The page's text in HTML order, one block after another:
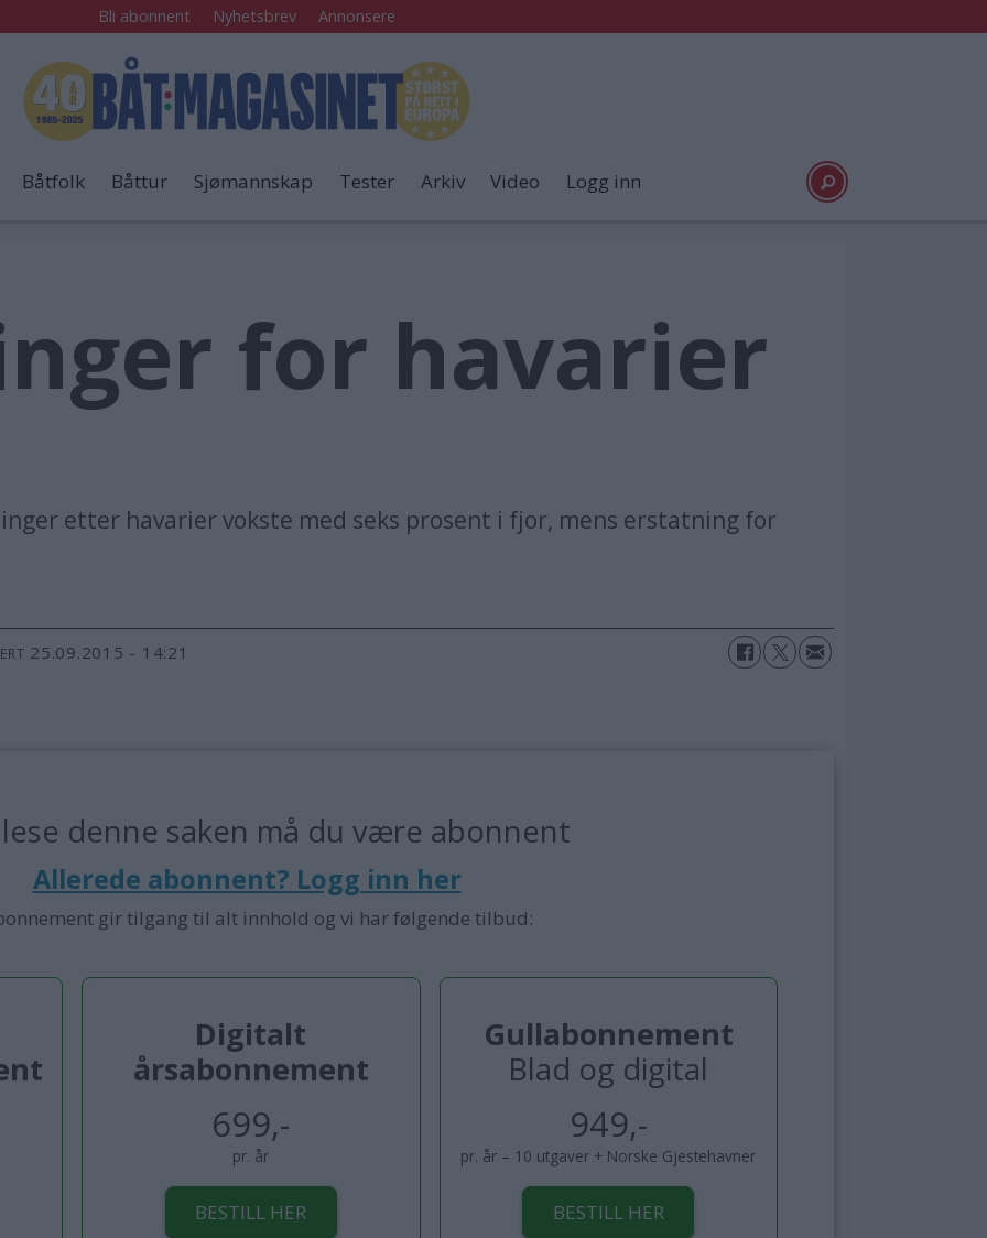
Bli abonnent Nyhetsbrev Annonsere
Båtfolk Båttur Sjømannskap Tester Arkiv Video Logg inn
for havarier
etter havarier vokste med seks prosent i fjor, mens erstatning for
25.09.2015 - 14:21
lese denne saken må du være abonnent
Allerede abonnent? Logg inn her
gir tilgang til alt innhold og vi har følgende tilbud:
Digitalt
årsabonnement
699,-
pr. år
BESTILL HER
Gullabonnement
Blad og digital
949,-
pr. år – 10 utgaver + Norske Gjestehavner
BESTILL HER